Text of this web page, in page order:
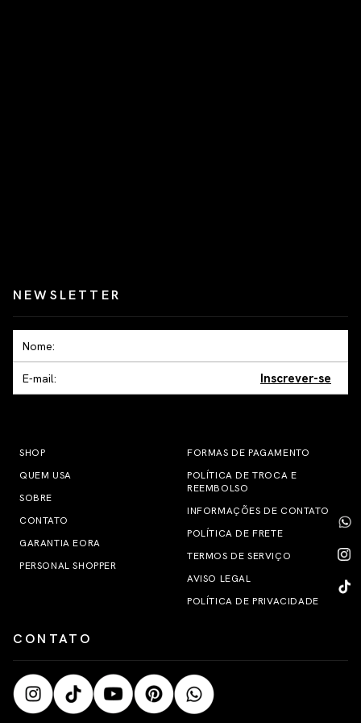
NEWSLETTER
Inscrever-se
SHOP
QUEM USA
SOBRE
CONTATO
GARANTIA EORA
PERSONAL SHOPPER
FORMAS DE PAGAMENTO
POLÍTICA DE TROCA E
REEMBOLSO
INFORMAÇÕES DE CONTATO
POLÍTICA DE FRETE
TERMOS DE SERVIÇO
AVISO LEGAL
POLÍTICA DE PRIVACIDADE
CONTATO